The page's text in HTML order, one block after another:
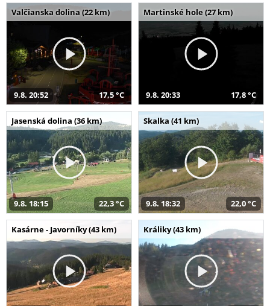
Valčianska dolina (22 km)
9.8. 20:52 17,5 °C
Martinské hole (27 km)
9.8. 20:33 17,8 °C
Jasenská dolina (36 km)
9.8. 18:15 22,3 °C
Skalka (41 km)
9.8. 18:32 22,0 °C
Kasárne - Javorníky (43 km) Králiky (43 km)